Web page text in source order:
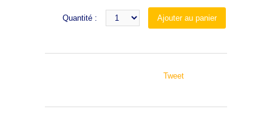
Quantité :
Tweet